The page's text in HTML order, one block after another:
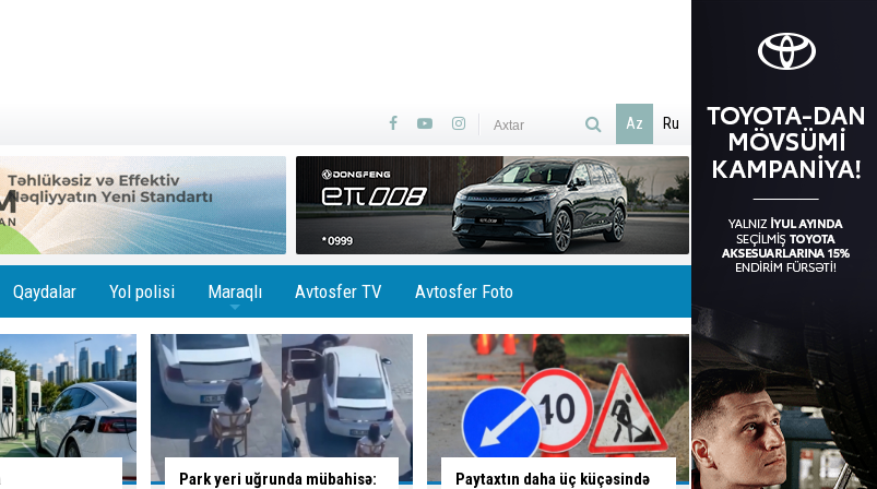
Az Ru
Qaydalar Yol polisi Maraqlı Avtosfer TV Avtosfer Foto
mübahisə:
Paytaxtın daha üç küçəsində
Bakının hansı küçə və
Svetofora əhəmiyyət